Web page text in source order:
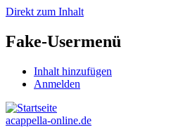
Direkt zum Inhalt
Fake-Usermenü
Inhalt hinzufügen
Anmelden
acappella-online.de